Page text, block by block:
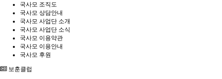
국사모 조직도
국사모 상담안내
국사모 사업단 소개
국사모 사업단 소식
국사모 이용약관
국사모 이용안내
국사모 후원
보훈클럽